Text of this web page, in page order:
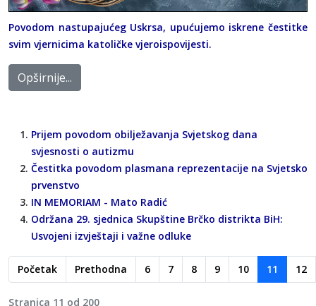
Povodom nastupajućeg Uskrsa, upućujemo iskrene čestitke
svim vjernicima katoličke vjeroispovijesti.
Opširnije...
Prijem povodom obilježavanja Svjetskog dana
svjesnosti o autizmu
Čestitka povodom plasmana reprezentacije na Svjetsko
prvenstvo
IN MEMORIAM - Mato Radić
Održana 29. sjednica Skupštine Brčko distrikta BiH:
Usvojeni izvještaji i važne odluke
Početak Prethodna 6 7 8 9 10 11 12
Stranica 11 od 200